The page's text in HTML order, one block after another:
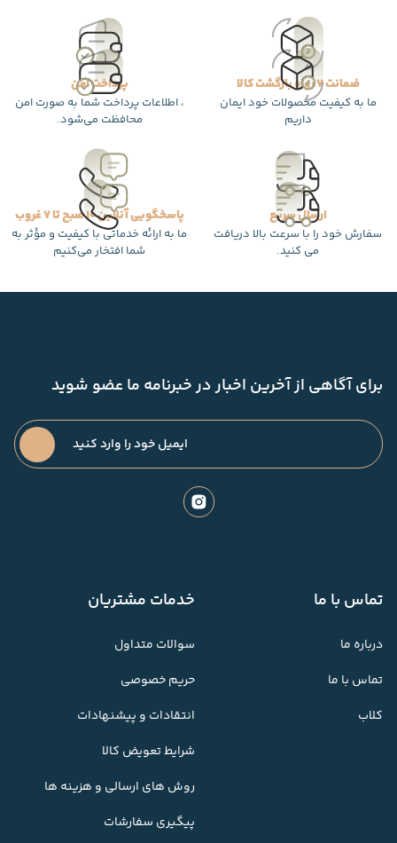
ضمانت 7 روزه بازگشت کالا
ما به کیفیت محصولات خود ایمان
داریم
پرداخت امن
، اطلاعات پرداخت شما به صورت امن
محافظت می‌شود.
ارسال سریع
سفارش خود را با سرعت بالا دریافت
می کنید.
پاسخگویی آنلاین 10 صبح تا 7 غروب
ما به ارائه خدماتی با کیفیت و مؤثر به
شما افتخار می‌کنیم
برای آگاهی از آخرین اخبار در خبرنامه ما عضو شوید
تماس با ما
درباره ما
تماس با ما
کلاب
خدمات مشتریان
سوالات متداول
حریم خصوصی
انتقادات و پیشنهادات
شرایط تعویض کالا
روش های ارسالی و هزینه ها
پیگیری سفارشات